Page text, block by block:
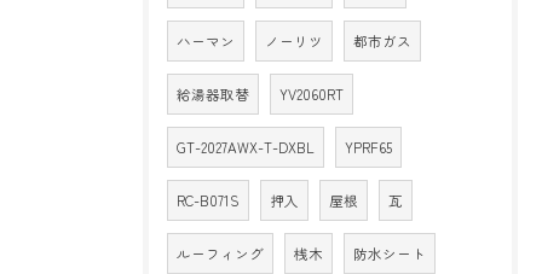
ハーマン ノーリツ 都市ガス
給湯器取替 YV2060RT
GT-2027AWX-T-DXBL YPRF65
RC-B071S 押入 屋根 瓦
ルーフィング 桟木 防水シート